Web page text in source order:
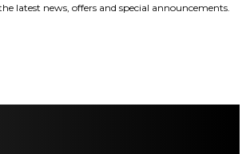
latest news, offers and special announcements.